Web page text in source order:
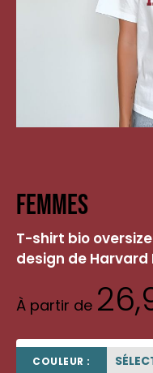
Femmes
T-shirt bio
design de Harvard
À partir de
COULEUR :